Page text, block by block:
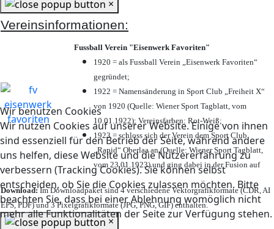
Wir benutzen Cookies
Wir nutzen Cookies auf unserer Website. Einige von ihnen
sind essenziell für den Betrieb der Seite, während andere
uns helfen, diese Website und die Nutzererfahrung zu
verbessern (Tracking Cookies). Sie können selbst
entscheiden, ob Sie die Cookies zulassen möchten. Bitte
beachten Sie, dass bei einer Ablehnung womöglich nicht
mehr alle Funktionalitäten der Seite zur Verfügung stehen.
×
Vereinsinformationen:
Fussball Verein "Eisenwerk Favoriten"
1920 = als Fussball Verein „Eisenwerk Favoriten“
gegründet;
1922 = Namensänderung in Sport Club „Freiheit X“
von 1920 (Quelle: Wiener Sport Tagblatt, vom
10.01.1922); Vereinsfarben: Rot-Weiß;
1923 = schloss sich der Verein dem Sport Club
„Rapid“ Oberlaa an (Quelle: Wiener Sport Tagblatt,
vom 23.01.1923) und ging dabei in der Fusion auf
Download:Im Downloadpaket sind 4 verschiedene Vektorgrafikformate (CDR, AI
EPS, PDF) und 3 Pixelgrafikformate (JPG, PNG, GIF) enthalten.
×